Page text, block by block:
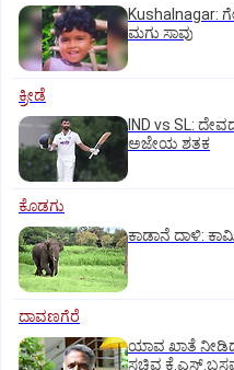
Kushalnagar:
ಮಗು ಸಾವು
ಕ್ರೀಡೆ
IND vs SL:
ಅಜೇಯ ಶತಕ
ಕೊಡಗು
ಕಾಡಾನೆ ದಾಳಿ:
ದಾವಣಗೆರೆ
ಯಾವ ಖಾತೆ
ಸಚಿವ